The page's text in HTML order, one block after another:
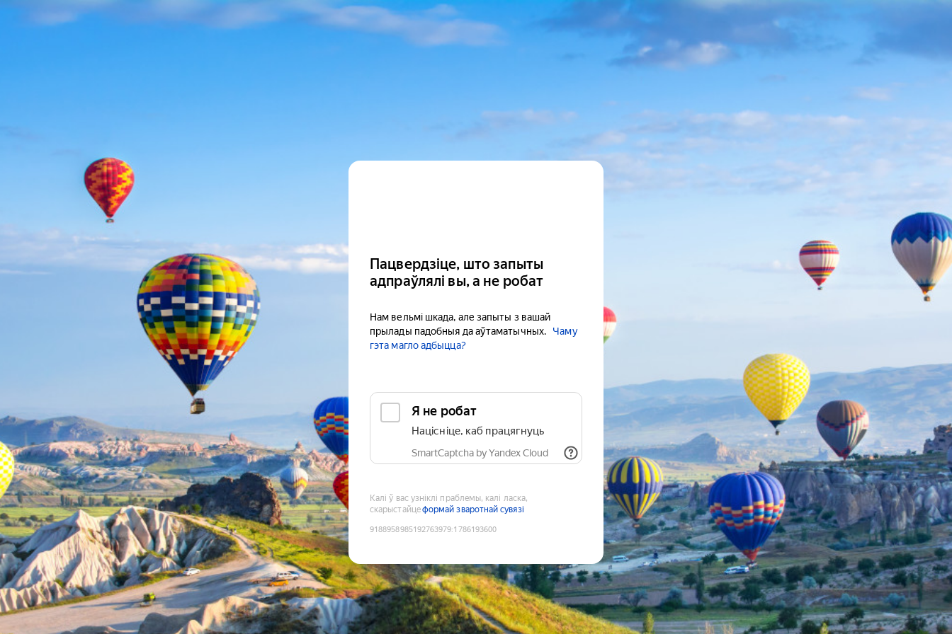
Пацвердзіце, што запыты
адпраўлялі вы, а не робат
Нам вельмі шкада, але запыты з вашай
прылады падобныя да аўтаматычных.
Чаму
гэта магло адбыцца?
Я не робат
Націсніце, каб працягнуць
SmartCaptcha by Yandex Cloud
Калі ў вас узніклі праблемы, калі ласка,
скарыстайцеформай зваротнай сувязі
9188958985192763979:1786193600